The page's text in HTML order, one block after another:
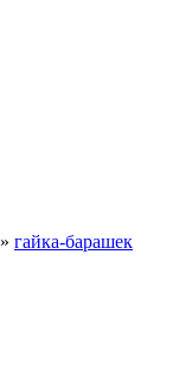
» гайка-барашек